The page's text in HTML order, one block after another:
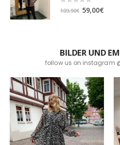
out of 5
109,90€ Ursprünglicher
59,00€
BILDER UND
follow us on instagram